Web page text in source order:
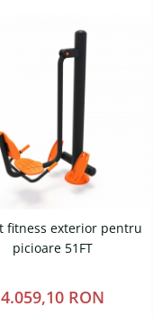
fitness exterior pentru
picioare 51FT
4.059,10 RON